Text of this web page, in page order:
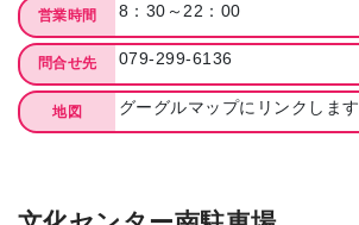
営業時間 8：30～22：00
問合せ先 079-299-6136
地図 グーグルマップにリンクします